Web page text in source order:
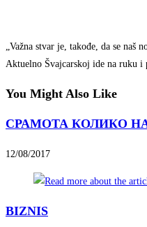
„Važna stvar je, takođe, da se naš
Aktuelno Švajcarskoj ide na ruku i
You Might Also Like
СРАМОТА КОЛИКО НАМ
12/08/2017
BIZNIS